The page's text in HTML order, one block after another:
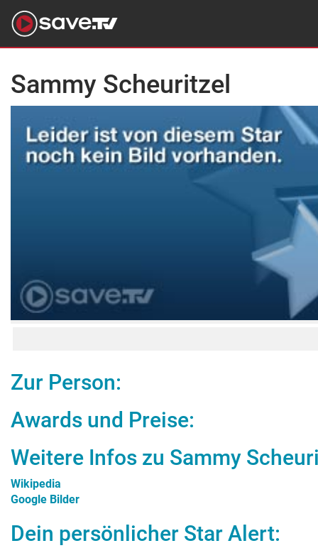
Sammy Scheuritzel
Zur Person:
Awards und Preise:
Weitere Infos zu Sammy
Wikipedia
Google Bilder
Dein persönlicher Star Alert: